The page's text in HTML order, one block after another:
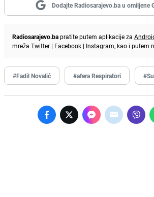
Dodajte Radiosarajevo.ba u omiljene
Radiosarajevo.bapratite putem aplikacije za
mreža Twitter | Facebook | Instagram, kao i putem
#Fadil Novalić #afera Respiratori